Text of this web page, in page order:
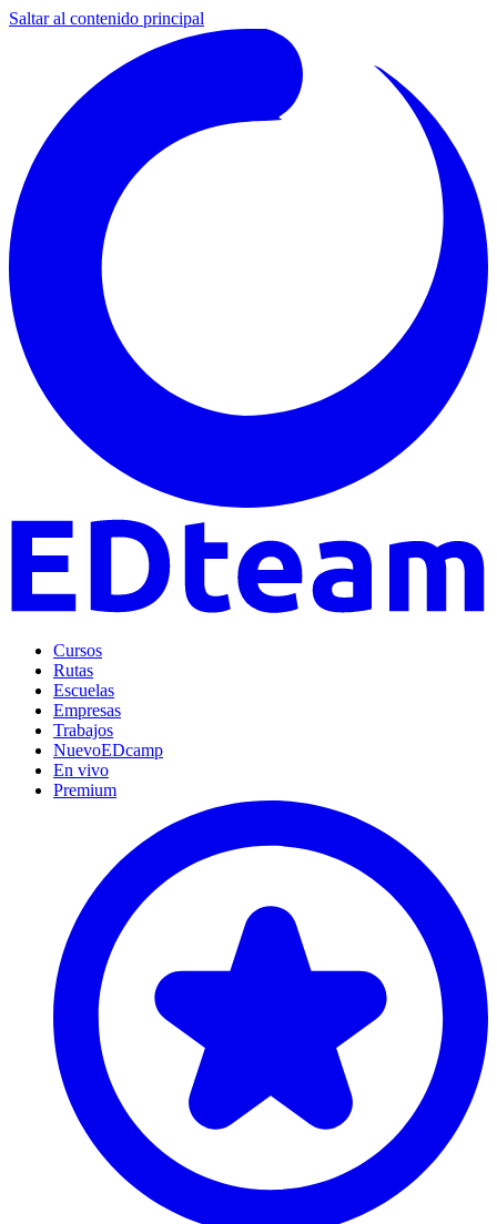
Saltar al contenido principal
Cursos
Rutas
Escuelas
Empresas
Trabajos
NuevoEDcamp
En vivo
Premium